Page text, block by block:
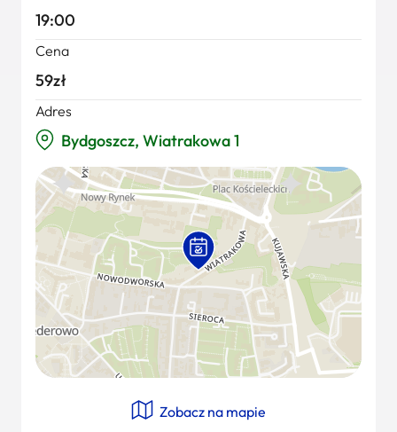
19:00
Cena
59zł
Adres
Bydgoszcz, Wiatrakowa 1
Zobacz na mapie